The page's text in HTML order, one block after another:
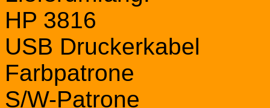
HP 3816
USB Druckerkabel
Farbpatrone
S/W-Patrone